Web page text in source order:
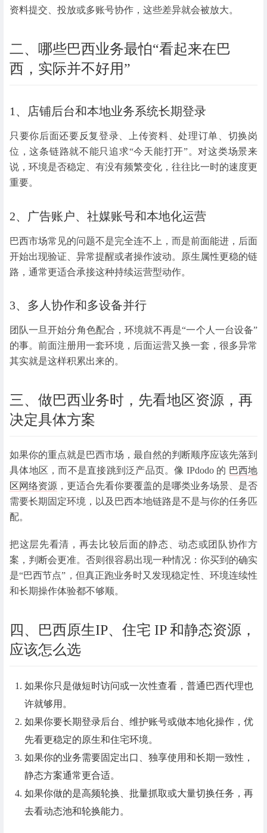
资料提交、投放或多账号协作，这些差异就会被放大。
二、哪些巴西业务最怕“看起来在巴
西，实际并不好用”
1、店铺后台和本地业务系统长期登录
只要你后面还要反复登录、上传资料、处理订单、切换岗
位，这条链路就不能只追求“今天能打开”。对这类场景来
说，环境是否稳定、有没有频繁变化，往往比一时的速度更
重要。
2、广告账户、社媒账号和本地化运营
巴西市场常见的问题不是完全连不上，而是前面能进，后面
开始出现验证、异常提醒或者操作波动。原生属性更稳的链
路，通常更适合承接这种持续运营型动作。
3、多人协作和多设备并行
团队一旦开始分角色配合，环境就不再是“一个人一台设备”
的事。前面注册用一套环境，后面运营又换一套，很多异常
其实就是这样积累出来的。
三、做巴西业务时，先看地区资源，再
决定具体方案
如果你的重点就是巴西市场，最自然的判断顺序应该先落到
具体地区，而不是直接跳到泛产品页。像 IPdodo 的 巴西地
区网络资源 ，更适合先看你要覆盖的是哪类业务场景、是否
需要长期固定环境，以及巴西本地链路是不是与你的任务匹
配。
把这层先看清，再去比较后面的静态、动态或团队协作方
案，判断会更准。否则很容易出现一种情况：你买到的确实
是“巴西节点”，但真正跑业务时又发现稳定性、环境连续性
和长期操作体验都不够顺。
四、巴西原生IP、住宅 IP 和静态资源，
应该怎么选
如果你只是做短时访问或一次性查看，普通巴西代理也
许就够用。
如果你要长期登录后台、维护账号或做本地化操作，优
先看更稳定的原生和住宅环境。
如果你的业务需要固定出口、独享使用和长期一致性，
静态方案通常更合适。
如果你做的是高频轮换、批量抓取或大量切换任务，再
去看动态池和轮换能力。